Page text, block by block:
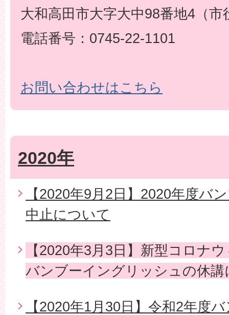
大和高田市大字大中98番地4（市
電話番号：0745-22-1101
お問い合わせはこちら
2020年
【2020年9月2日】2020年度バ
中止について
【2020年3月3日】新型コロナ
バンブーイングリッシュの休講
【2020年1月30日】令和2年度